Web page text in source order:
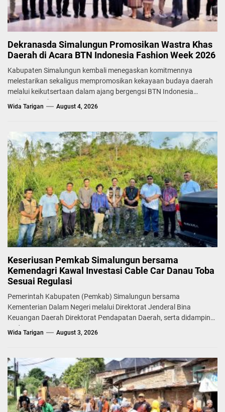
Dekranasda Simalungun Promosikan Wastra Khas
Daerah di Acara BTN Indonesia Fashion Week 2026
Kabupaten Simalungun kembali menegaskan komitmennya
melestarikan sekaligus mempromosikan kekayaan budaya daerah
melalui keikutsertaan dalam ajang bergengsi BTN Indonesia
Fashion Week...
Wida Tarigan August 4, 2026
Keseriusan Pemkab Simalungun bersama
Kemendagri Kawal Investasi Cable Car Danau Toba
Sesuai Regulasi
Pemerintah Kabupaten (Pemkab) Simalungun bersama
Kementerian Dalam Negeri melalui Direktorat Jenderal Bina
Keuangan Daerah Direktorat Pendapatan Daerah, serta didampingi
Badan...
Wida Tarigan August 3, 2026